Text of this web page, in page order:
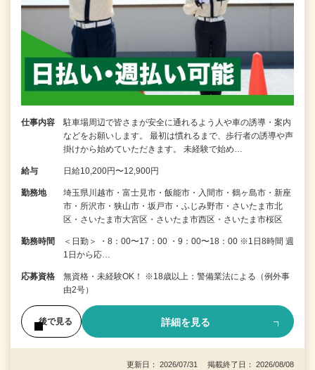
仕事内容
駐車場周辺で皆さまが安全に通れるよう人や車の誘導・案内
などをお願いします。 最初は慣れるまで、歩行者の誘導や声
掛けから始めていただきます。 未経験で始め…
給与 日給10,200円〜12,900円
勤務地
埼玉県川越市・富士見市・飯能市・入間市・鶴ヶ島市・新座
市・所沢市・狭山市・坂戸市・ふじみ野市・さいたま市北
区・さいたま市大宮区・さいたま市西区・さいたま市桜区
勤務時間
＜日勤＞ ・8：00〜17：00 ・9：00〜18：00 ※1日8時間 週
1日から応…
応募資格
無資格・未経験OK！ ※18歳以上：警備業法による（例外事
由2号）
後で見る 詳細を見る
更新日： 2026/07/31 掲載終了日： 2026/08/08